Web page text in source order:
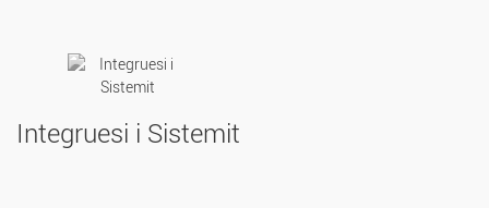
Integruesi i Sistemit